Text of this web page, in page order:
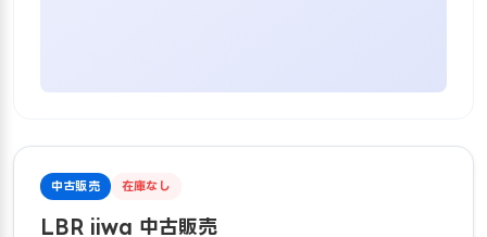
中古販売 在庫なし
LBR iiwa 中古販売